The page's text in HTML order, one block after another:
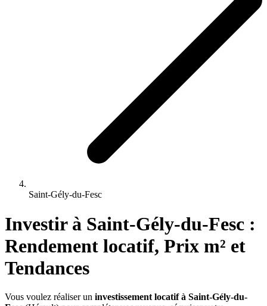
Saint-Gély-du-Fesc
Investir à Saint-Gély-du-Fesc :
Rendement locatif, Prix m² et
Tendances
Vous voulez réaliser un investissement locatif à Saint-Gély-du-